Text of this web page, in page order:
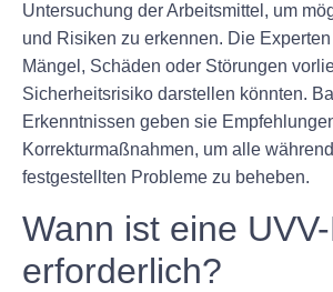
Untersuchung der Arbeitsmittel, um
und Risiken zu erkennen. Die
Mängel, Schäden oder Störungen
Sicherheitsrisiko darstellen könnten.
Erkenntnissen geben sie
Korrekturmaßnahmen, um alle
festgestellten Probleme zu beheben.
Wann ist eine
erforderlich?